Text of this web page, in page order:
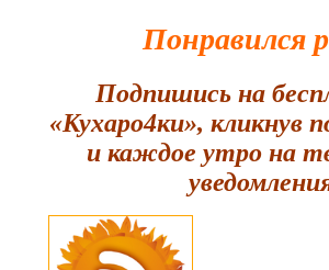
Понравился
Подпишись на
«Кухаро4ки», кликнув
и каждое утро на